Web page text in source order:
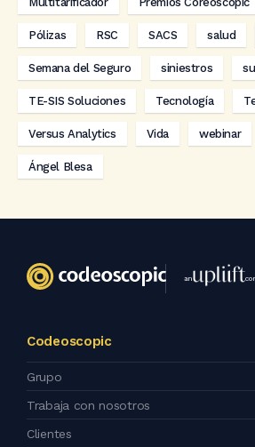
Pólizas RSC SACS salud
Semana del Seguro siniestros
TE-SIS Soluciones Tecnología
Versus Analytics Vida webinar
Ángel Blesa
an
Codeoscopic
Grupo
Trabaja con nosotros
Clientes